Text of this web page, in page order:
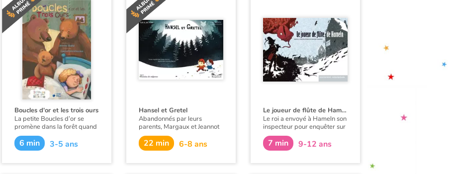
Boucles d'or et les trois ours
La petite Boucles d’or se
promène dans la forêt quand
elle aperçoit une maison et,
pleine de curiosité, décide d’y
entrer… Mais à qui
6 min 3-5 ans
Hansel et Gretel
Abandonnés par leurs
parents, Margaux et Jeannot
sont perdus dans la forêt.
Dans ceconte de Grimm
mystérieux oiseau blanc les
22 min 6-8 ans
Le joueur de flûte de Hameln
Le roi a envoyé à Hameln son
inspecteur pour enquêter sur
la disparition de tous les
enfants de cette ville de
Basse Saxe. L'inspecteur
7 min 9-12 ans